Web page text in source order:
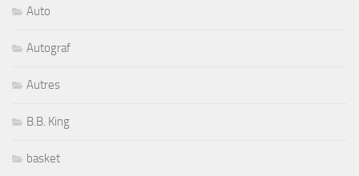
Auto
Autograf
Autres
B.B. King
basket